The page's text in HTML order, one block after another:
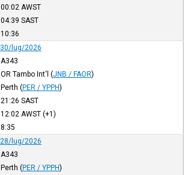
00:02 AWST
04:39 SAST
10:36
30/lug/2026
A343
OR Tambo Int'l (JNB / FAOR)
Perth (PER / YPPH)
21:26 SAST
12:02 AWST(+1)
8:35
28/lug/2026
A343
Perth (PER / YPPH)